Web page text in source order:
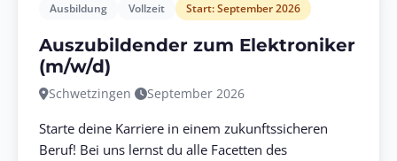
Ausbildung Vollzeit Start: September 2026
Auszubildender zum Elektroniker
(m/w/d)
Schwetzingen September 2026
Starte deine Karriere in einem zukunftssicheren
Beruf! Bei uns lernst du alle Facetten des